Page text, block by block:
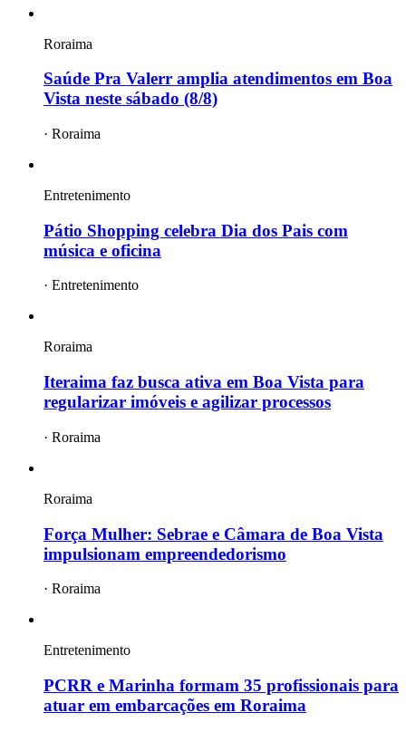
Roraima
Saúde Pra Valerr amplia atendimentos em Boa
Vista neste sábado (8/8)
· Roraima
Entretenimento
Pátio Shopping celebra Dia dos Pais com
música e oficina
· Entretenimento
Roraima
Iteraima faz busca ativa em Boa Vista para
regularizar imóveis e agilizar processos
· Roraima
Roraima
Força Mulher: Sebrae e Câmara de Boa Vista
impulsionam empreendedorismo
· Roraima
Entretenimento
PCRR e Marinha formam 35 profissionais para
atuar em embarcações em Roraima